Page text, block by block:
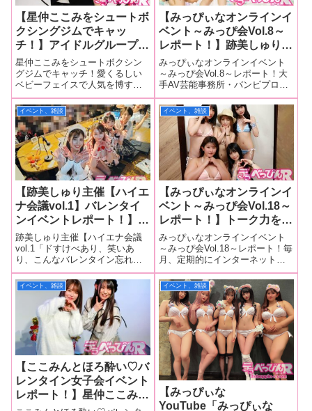
【星仲ここみをシュートボ
クシングジムでキャッ
チ！】アイドルグループ・
みっぴぃなでも活躍する星
仲ここみが伝統ある格闘技
でパンチやキックを鍛錬！
「いつかアマチュア大会に
出たいです！」
星仲ここみをシュートボクシン
グジムでキャッチ！愛くるしい
ベビーフェイスで人気を博す星
仲ここみちゃんが格闘技のシュ
ートボクシングジムに通い、ア
マチュア大会出場を目指してい
るということで直撃取材した！
ショートボクシングとは1985年
にシーザー武
【みっぴぃなオンラインイ
ベント～みっぴ会Vol.8～
レポート！】跡美しゅり、
星仲ここみ、山本蓮加、乙
咲あいみがキュートな水着
姿で登場！ 物ボケ、体力
ゲーム、メンバーキャッチ
フレーズ考案と内容一新で
充実！
みっぴぃなオンラインイベント
～みっぴ会Vol.8～レポート！大
手AV芸能事務所・バンビプロモ
ーション所属のセクシーアイド
ルグループ「みっぴぃな」が定
期的に行っているオンラインイ
ベント「みっぴ会Vol.8」が8月9
日に開催されました！みっぴぃ
イベント、雑談
【跡美しゅり主催【ハイエ
ナ会議vol.1】バレンタイ
ンイベントレポート！】跡
美しゅり主催の定期公演が
ついにスタート！ 星仲こ
こみ、有栖舞衣、小坂ひま
り、新田好実がスケベなト
ークで会場を沸かせる！
跡美しゅり主催【ハイエナ会議
vol.1「ドすけべあり、笑いあ
り、こんなバレンタイン忘れら
れないよ！」と銘打たれた、元
カリスマセクシー女優・跡美し
ゅりちゃん主催の「跡美しゅり
主催【ハイエナ会議vol.1】バレ
ンタインイベント」が、2月7
日、東
イベント、雑談
【みっぴぃなオンラインイ
ベント～みっぴ会Vol.18～
レポート！】トーク力を鍛
えるために90分間ノンス
トップのトーク回に！ 初
オナニー話、AV女優にな
り上達したテクニック話な
どをぶっちゃけ告白！
みっぴぃなオンラインイベント
～みっぴ会Vol.18～レポート！毎
月、定期的にインターネット生
配信番組を行っている、セクシ
ー女優アイドルグループ「みっ
ぴぃな（跡美しゅりちゃん、星
仲ここみちゃん、山本蓮加ちゃ
ん、宇佐美玲奈ちゃん、百瀬あ
いりちゃ
イベント、雑談
【ここみんとほろ酔い♡バ
レンタイン女子会イベント
レポート！】星仲ここみ＆
イベント、雑談
【みっぴぃな
YouTube「みっぴぃな